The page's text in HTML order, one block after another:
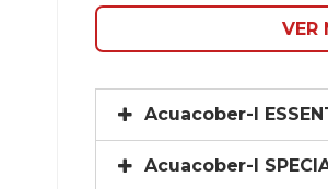
VER
Acuacober-I
Acuacober-I